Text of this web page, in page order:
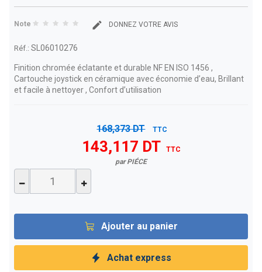
Note DONNEZ VOTRE AVIS
Réf.: SL06010276
Finition chromée éclatante et durable NF EN ISO 1456 ,
Cartouche joystick en céramique avec économie d’eau, Brillant
et facile à nettoyer , Confort d’utilisation
168,373 DT TTC
143,117 DT
TTC
par PIÉCE
Ajouter au panier
Achat express